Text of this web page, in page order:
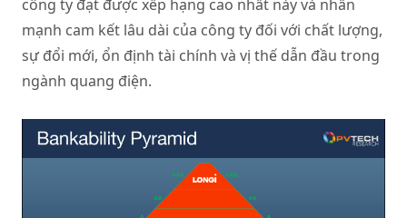
công ty đạt được xếp hạng cao nhất này và nhấn
mạnh cam kết lâu dài của công ty đối với chất lượng,
sự đổi mới, ổn định tài chính và vị thế dẫn đầu trong
ngành quang điện.